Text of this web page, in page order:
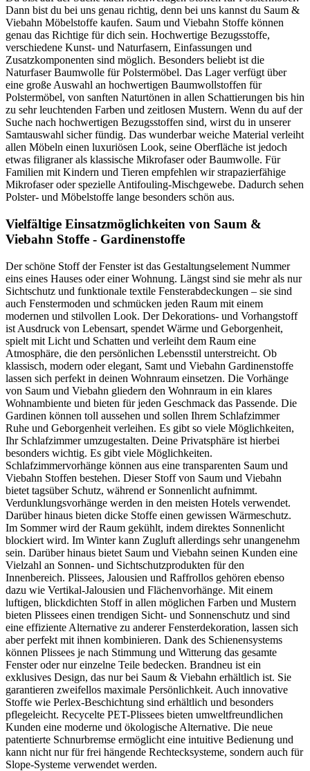
Dann bist du bei uns genau richtig, denn bei uns kannst du Saum &
Viebahn Möbelstoffe kaufen. Saum und Viebahn Stoffe können
genau das Richtige für dich sein. Hochwertige Bezugsstoffe,
verschiedene Kunst- und Naturfasern, Einfassungen und
Zusatzkomponenten sind möglich. Besonders beliebt ist die
Naturfaser Baumwolle für Polstermöbel. Das Lager verfügt über
eine große Auswahl an hochwertigen Baumwollstoffen für
Polstermöbel, von sanften Naturtönen in allen Schattierungen bis hin
zu sehr leuchtenden Farben und zeitlosen Mustern. Wenn du auf der
Suche nach hochwertigen Bezugsstoffen sind, wirst du in unserer
Samtauswahl sicher fündig. Das wunderbar weiche Material verleiht
allen Möbeln einen luxuriösen Look, seine Oberfläche ist jedoch
etwas filigraner als klassische Mikrofaser oder Baumwolle. Für
Familien mit Kindern und Tieren empfehlen wir strapazierfähige
Mikrofaser oder spezielle Antifouling-Mischgewebe. Dadurch sehen
Polster- und Möbelstoffe lange besonders schön aus.
Vielfältige Einsatzmöglichkeiten von Saum &
Viebahn Stoffe - Gardinenstoffe
Der schöne Stoff der Fenster ist das Gestaltungselement Nummer
eins eines Hauses oder einer Wohnung. Längst sind sie mehr als nur
Sichtschutz und funktionale textile Fensterabdeckungen – sie sind
auch Fenstermoden und schmücken jeden Raum mit einem
modernen und stilvollen Look. Der Dekorations- und Vorhangstoff
ist Ausdruck von Lebensart, spendet Wärme und Geborgenheit,
spielt mit Licht und Schatten und verleiht dem Raum eine
Atmosphäre, die den persönlichen Lebensstil unterstreicht. Ob
klassisch, modern oder elegant, Samt und Viebahn Gardinenstoffe
lassen sich perfekt in deinen Wohnraum einsetzen. Die Vorhänge
von Saum und Viebahn gliedern den Wohnraum in ein klares
Wohnambiente und bieten für jeden Geschmack das Passende. Die
Gardinen können toll aussehen und sollen Ihrem Schlafzimmer
Ruhe und Geborgenheit verleihen. Es gibt so viele Möglichkeiten,
Ihr Schlafzimmer umzugestalten. Deine Privatsphäre ist hierbei
besonders wichtig. Es gibt viele Möglichkeiten.
Schlafzimmervorhänge können aus eine transparenten Saum und
Viebahn Stoffen bestehen. Dieser Stoff von Saum und Viebahn
bietet tagsüber Schutz, während er Sonnenlicht aufnimmt.
Verdunklungsvorhänge werden in den meisten Hotels verwendet.
Darüber hinaus bieten dicke Stoffe einen gewissen Wärmeschutz.
Im Sommer wird der Raum gekühlt, indem direktes Sonnenlicht
blockiert wird. Im Winter kann Zugluft allerdings sehr unangenehm
sein. Darüber hinaus bietet Saum und Viebahn seinen Kunden eine
Vielzahl an Sonnen- und Sichtschutzprodukten für den
Innenbereich. Plissees, Jalousien und Raffrollos gehören ebenso
dazu wie Vertikal-Jalousien und Flächenvorhänge. Mit einem
luftigen, blickdichten Stoff in allen möglichen Farben und Mustern
bieten Plissees einen trendigen Sicht- und Sonnenschutz und sind
eine effiziente Alternative zu anderer Fensterdekoration, lassen sich
aber perfekt mit ihnen kombinieren. Dank des Schienensystems
können Plissees je nach Stimmung und Witterung das gesamte
Fenster oder nur einzelne Teile bedecken. Brandneu ist ein
exklusives Design, das nur bei Saum & Viebahn erhältlich ist. Sie
garantieren zweifellos maximale Persönlichkeit. Auch innovative
Stoffe wie Perlex-Beschichtung sind erhältlich und besonders
pflegeleicht. Recycelte PET-Plissees bieten umweltfreundlichen
Kunden eine moderne und ökologische Alternative. Die neue
patentierte Schnurbremse ermöglicht eine intuitive Bedienung und
kann nicht nur für frei hängende Rechtecksysteme, sondern auch für
Slope-Systeme verwendet werden.